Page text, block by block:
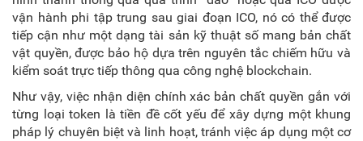
vận hành phi tập trung sau giai đoạn ICO, nó có thể được
tiếp cận như một dạng tài sản kỹ thuật số mang bản chất
vật quyền, được bảo hộ dựa trên nguyên tắc chiếm hữu và
kiểm soát trực tiếp thông qua công nghệ blockchain.
Như vậy, việc nhận diện chính xác bản chất quyền gắn với
từng loại token là tiền đề cốt yếu để xây dựng một khung
pháp lý chuyên biệt và linh hoạt, tránh việc áp dụng một cơ